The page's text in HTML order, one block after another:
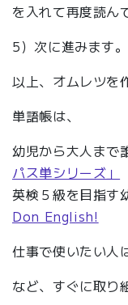
を入れて再度読ん
5）次に進みます
以上、オムレツを
単語帳は、
幼児から大人まで
パス単シリーズ」
英検５級を目指す
Don English!
仕事で使いたい人
など、すぐに取り